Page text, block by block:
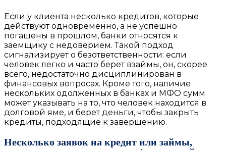
Если у клиента несколько кредитов, которые
действуют одновременно, а не успешно
погашены в прошлом, банки относятся к
заемщику с недоверием. Такой подход
сигнализирует о безответственности: если
человек легко и часто берет взаймы, он, скорее
всего, недостаточно дисциплинирован в
финансовых вопросах. Кроме того, наличие
нескольких одолженных в банках и МФО сумм
может указывать на то, что человек находится в
долговой яме, и берет деньги, чтобы закрыть
кредиты, подходящие к завершению.
Несколько заявок на кредит или займы,